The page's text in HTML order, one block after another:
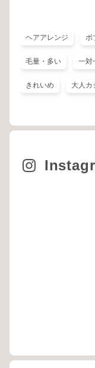
ヘアアレンジ ボ
毛量・多い 一対
きれいめ 大人カ